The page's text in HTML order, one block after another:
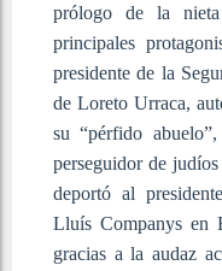
prólogo de la
principales
presidente de la
de Loreto Urraca,
su “pérfido
perseguidor de
deportó al
Lluís Companys en
gracias a la audaz